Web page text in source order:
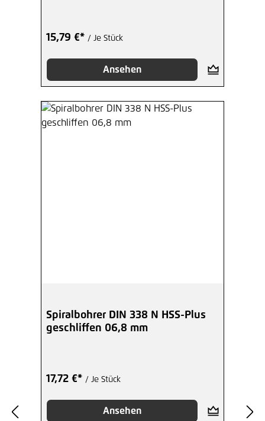
15,79 €* / Je Stück
Ansehen
Spiralbohrer DIN 338 N HSS-Plus
geschliffen 06,8 mm
17,72 €* / Je Stück
Ansehen